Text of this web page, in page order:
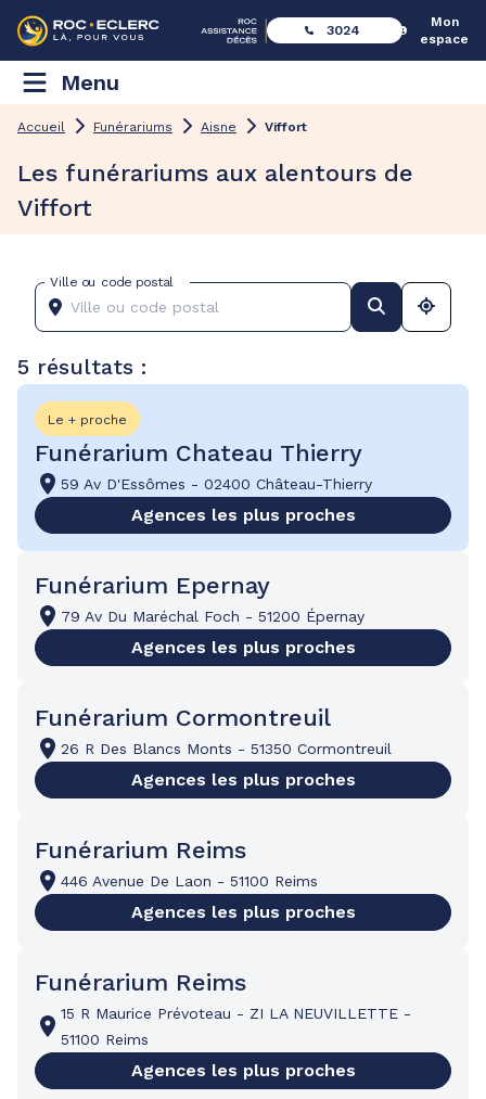
3024
Mon
espace
Menu
Accueil Funérariums Aisne Viffort
Les funérariums aux alentours de
Viffort
Ville ou code postal
5 résultats :
Le + proche
Funérarium Chateau Thierry
59 Av D'Essômes - 02400 Château-Thierry
Agences les plus proches
Funérarium Epernay
79 Av Du Maréchal Foch - 51200 Épernay
Agences les plus proches
Funérarium Cormontreuil
26 R Des Blancs Monts - 51350 Cormontreuil
Agences les plus proches
Funérarium Reims
446 Avenue De Laon - 51100 Reims
Agences les plus proches
Funérarium Reims
15 R Maurice Prévoteau - ZI LA NEUVILLETTE -
51100 Reims
Agences les plus proches